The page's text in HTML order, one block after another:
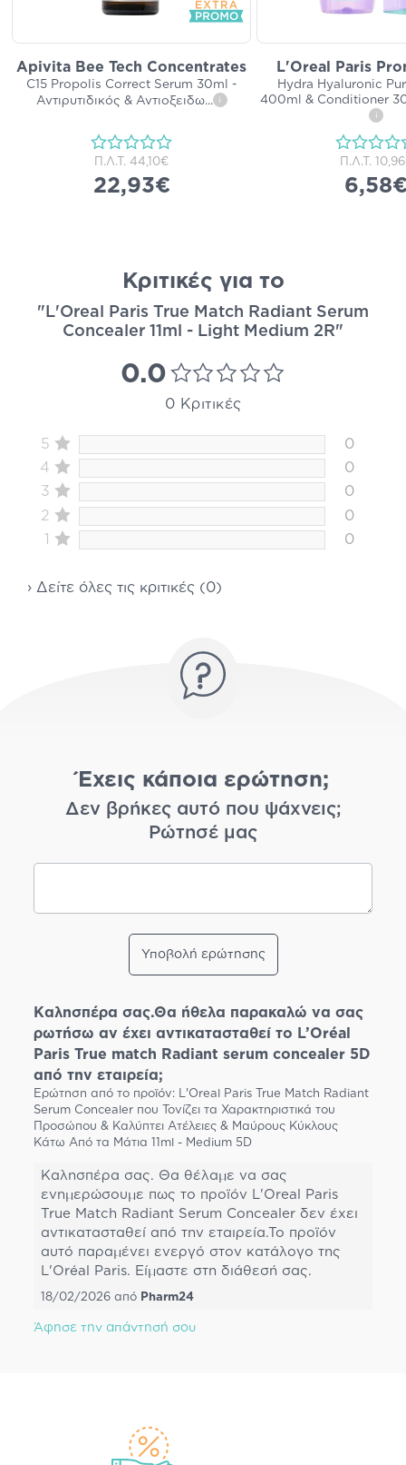
Apivita Bee Tech Concentrates
C15 Propolis Correct Serum 30ml -
Αντιρυτιδικός & Αντιοξειδω... i
Π.Λ.Τ. 44,10€
22,93€
L'Oreal Paris
Hydra Hyaluronic
400ml & Conditioner
i
Π.Λ.Τ.
Κριτικές για το
"L'Oreal Paris True Match Radiant Serum
Concealer 11ml - Light Medium 2R"
0.0
0 Κριτικές
5
0
4
0
3
0
2
0
1
0
› Δείτε όλες τις κριτικές (0)
Έχεις κάποια ερώτηση;
Δεν βρήκες αυτό που ψάχνεις;
Ρώτησέ μας
Υποβολή ερώτησης
Καλησπέρα σας.Θα ήθελα παρακαλώ να σας
ρωτήσω αν έχει αντικατασταθεί το L’Oréal
Paris True match Radiant serum concealer 5D
από την εταιρεία;
Ερώτηση από το προϊόν: L'Oreal Paris True Match Radiant
Serum Concealer που Τονίζει τα Χαρακτηριστικά του
Προσώπου & Καλύπτει Ατέλειες & Μαύρους Κύκλους
Κάτω Από τα Μάτια 11ml - Medium 5D
Καλησπέρα σας. Θα θέλαμε να σας
ενημερώσουμε πως το προϊόν L'Oreal Paris
True Match Radiant Serum Concealer δεν έχει
αντικατασταθεί από την εταιρεία.Το προϊόν
αυτό παραμένει ενεργό στον κατάλογο της
L'Oréal Paris. Είμαστε στη διάθεσή σας.
18/02/2026 από Pharm24
Άφησε την απάντησή σου